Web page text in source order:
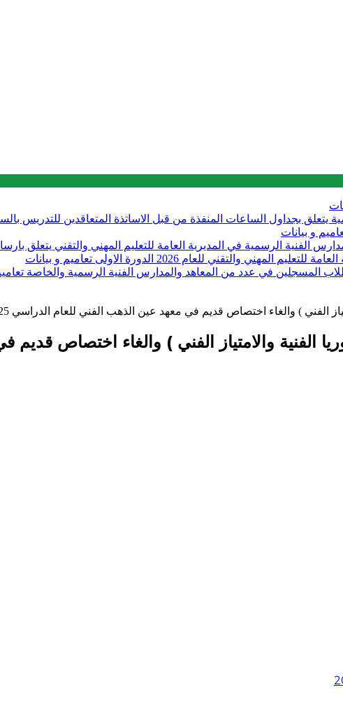
الرسمية يتعلق بجداول الساعات المنفذة من قبل الاساتذة المتعاقدين للتدريس
و بيانات
تعاميم و بيانات
(البكالوريا الفنية والامتياز الفني ) والغاء اختصاص